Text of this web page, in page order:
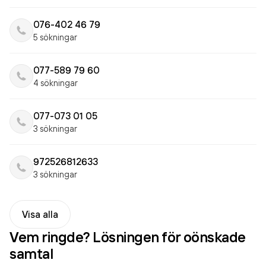
076-402 46 79
5 sökningar
077-589 79 60
4 sökningar
077-073 01 05
3 sökningar
972526812633
3 sökningar
Visa alla
Vem ringde? Lösningen för oönskade
samtal